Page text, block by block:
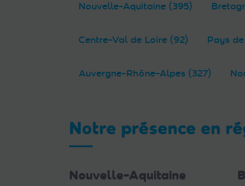
Nouvelle-Aquitaine (395)
Centre-Val de Loire (92) Pays
Auvergne-Rhône-Alpes (327)
Notre présence en
Nouvelle-Aquitaine